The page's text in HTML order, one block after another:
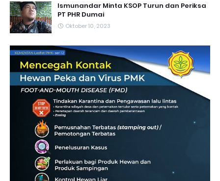
Ismunandar Minta KSOP Turun dan Periksa
PT PHR Dumai
Oktober 10, 2023